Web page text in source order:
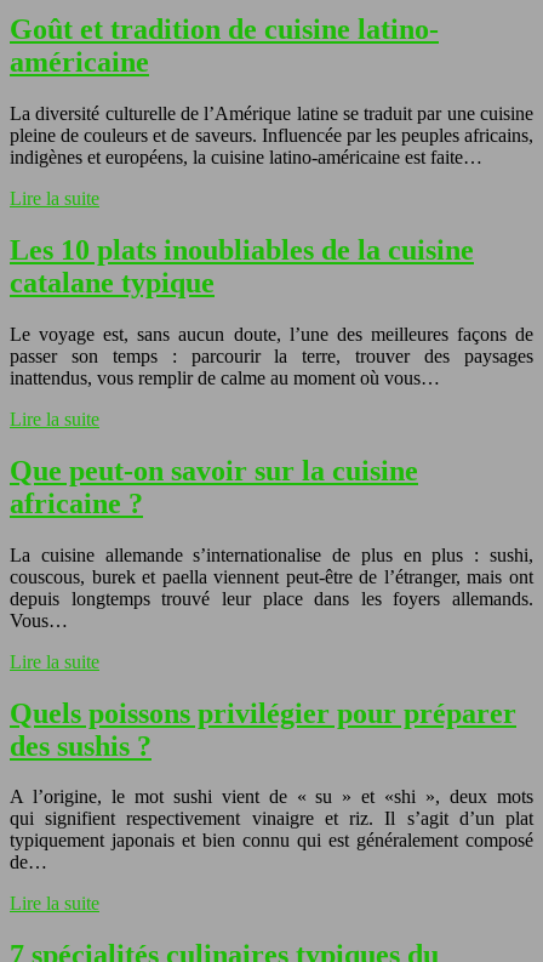
Goût et tradition de cuisine latino-
américaine
La diversité culturelle de l’Amérique latine se traduit par une cuisine
pleine de couleurs et de saveurs. Influencée par les peuples africains,
indigènes et européens, la cuisine latino-américaine est faite…
Lire la suite
Les 10 plats inoubliables de la cuisine
catalane typique
Le voyage est, sans aucun doute, l’une des meilleures façons de
passer son temps : parcourir la terre, trouver des paysages
inattendus, vous remplir de calme au moment où vous…
Lire la suite
Que peut-on savoir sur la cuisine
africaine ?
La cuisine allemande s’internationalise de plus en plus : sushi,
couscous, burek et paella viennent peut-être de l’étranger, mais ont
depuis longtemps trouvé leur place dans les foyers allemands.
Vous…
Lire la suite
Quels poissons privilégier pour préparer
des sushis ?
A l’origine, le mot sushi vient de « su » et «shi », deux mots
qui signifient respectivement vinaigre et riz. Il s’agit d’un plat
typiquement japonais et bien connu qui est généralement composé
de…
Lire la suite
7 spécialités culinaires typiques du